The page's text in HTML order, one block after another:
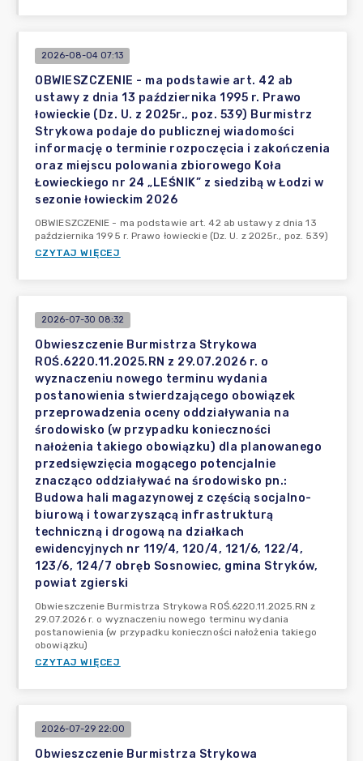
2026-08-04 07:13
OBWIESZCZENIE - ma podstawie art. 42 ab
ustawy z dnia 13 października 1995 r. Prawo
łowieckie (Dz. U. z 2025r., poz. 539) Burmistrz
Strykowa podaje do publicznej wiadomości
informację o terminie rozpoczęcia i zakończenia
oraz miejscu polowania zbiorowego Koła
Łowieckiego nr 24 „LEŚNIK” z siedzibą w Łodzi w
sezonie łowieckim 2026
OBWIESZCZENIE - ma podstawie art. 42 ab ustawy z dnia 13
października 1995 r. Prawo łowieckie (Dz. U. z 2025r., poz. 539)
CZYTAJ WIĘCEJ
2026-07-30 08:32
Obwieszczenie Burmistrza Strykowa
ROŚ.6220.11.2025.RN z 29.07.2026 r. o
wyznaczeniu nowego terminu wydania
postanowienia stwierdzającego obowiązek
przeprowadzenia oceny oddziaływania na
środowisko (w przypadku konieczności
nałożenia takiego obowiązku) dla planowanego
przedsięwzięcia mogącego potencjalnie
znacząco oddziaływać na środowisko pn.:
Budowa hali magazynowej z częścią socjalno-
biurową i towarzyszącą infrastrukturą
techniczną i drogową na działkach
ewidencyjnych nr 119/4, 120/4, 121/6, 122/4,
123/6, 124/7 obręb Sosnowiec, gmina Stryków,
powiat zgierski
Obwieszczenie Burmistrza Strykowa ROŚ.6220.11.2025.RN z
29.07.2026 r. o wyznaczeniu nowego terminu wydania
postanowienia (w przypadku konieczności nałożenia takiego
obowiązku)
CZYTAJ WIĘCEJ
2026-07-29 22:00
Obwieszczenie Burmistrza Strykowa